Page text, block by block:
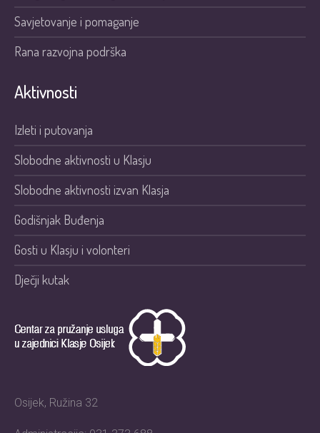
Savjetovanje i pomaganje
Rana razvojna podrška
Aktivnosti
Izleti i putovanja
Slobodne aktivnosti u Klasju
Slobodne aktivnosti izvan Klasja
Godišnjak Buđenja
Gosti u Klasju i volonteri
Dječji kutak
Osijek, Ružina 32